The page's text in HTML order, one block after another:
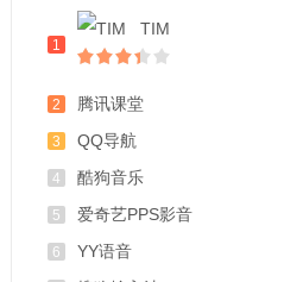
1
TIM
2 腾讯课堂
3 QQ导航
4 酷狗音乐
5 爱奇艺PPS影音
6 YY语音